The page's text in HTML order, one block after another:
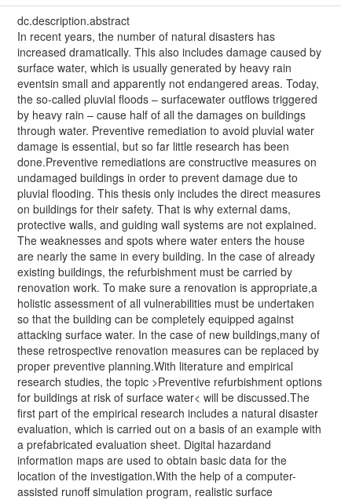
dc.description.abstract
In recent years, the number of natural disasters has
increased dramatically. This also includes damage caused by
surface water, which is usually generated by heavy rain
eventsin small and apparently not endangered areas. Today,
the so-called pluvial floods – surfacewater outflows triggered
by heavy rain – cause half of all the damages on buildings
through water. Preventive remediation to avoid pluvial water
damage is essential, but so far little research has been
done.Preventive remediations are constructive measures on
undamaged buildings in order to prevent damage due to
pluvial flooding. This thesis only includes the direct measures
on buildings for their safety. That is why external dams,
protective walls, and guiding wall systems are not explained.
The weaknesses and spots where water enters the house
are nearly the same in every building. In the case of already
existing buildings, the refurbishment must be carried by
renovation work. To make sure a renovation is appropriate,a
holistic assessment of all vulnerabilities must be undertaken
so that the building can be completely equipped against
attacking surface water. In the case of new buildings,many of
these retrospective renovation measures can be replaced by
proper preventive planning.With literature and empirical
research studies, the topic >Preventive refurbishment options
for buildings at risk of surface water< will be discussed.The
first part of the empirical research includes a natural disaster
evaluation, which is carried out on a basis of an example with
a prefabricated evaluation sheet. Digital hazardand
information maps are used to obtain basic data for the
location of the investigation.With the help of a computer-
assisted runoff simulation program, realistic surface